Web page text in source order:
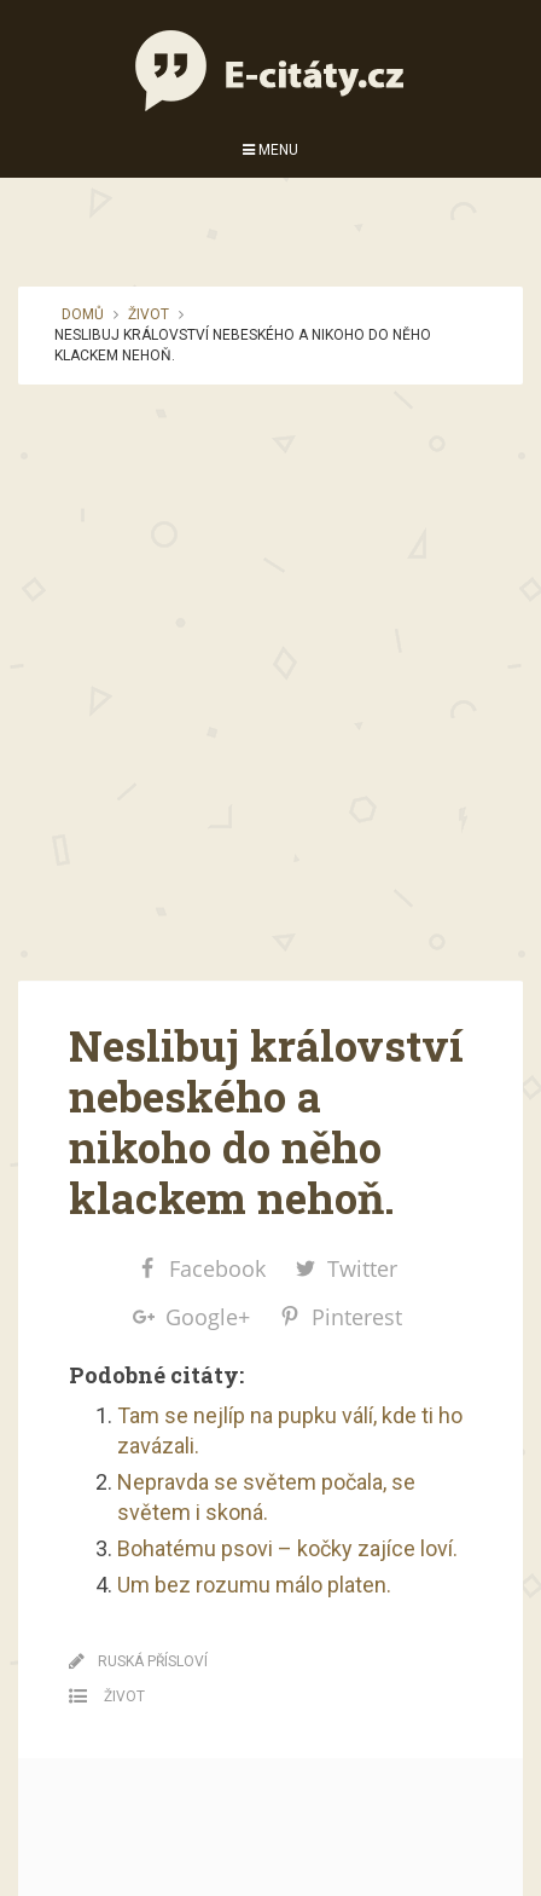
MENU
DOMŮ
ŽIVOT
NESLIBUJ KRÁLOVSTVÍ NEBESKÉHO A NIKOHO DO NĚHO
KLACKEM NEHOŇ.
Neslibuj království
nebeského a
nikoho do něho
klackem nehoň.
Facebook
Twitter
Google+
Pinterest
Podobné citáty:
Tam se nejlíp na pupku válí, kde ti ho
zavázali.
Nepravda se světem počala, se
světem i skoná.
Bohatému psovi – kočky zajíce loví.
Um bez rozumu málo platen.
RUSKÁ PŘÍSLOVÍ
ŽIVOT